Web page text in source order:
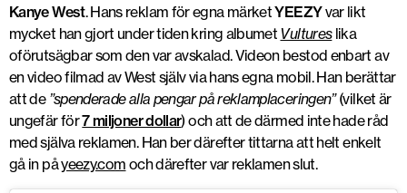
Kanye West. Hans reklam för egna märketYEEZYvar likt
mycket han gjort under tiden kring albumet Vultureslika
oförutsägbar som den var avskalad. Videon bestod enbart av
en video filmad av West själv via hans egna mobil. Han berättar
att de ”spenderade alla pengar på reklamplaceringen”(vilket är
ungefär för7 miljoner dollar) och att de därmed inte hade råd
med själva reklamen. Han ber därefter tittarna att helt enkelt
gå in påyeezy.com och därefter var reklamen slut.